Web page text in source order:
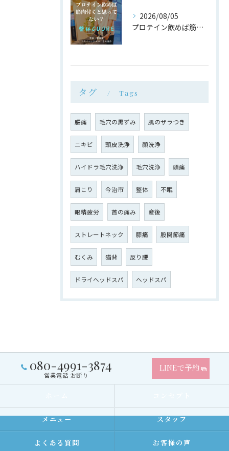
2026/08/05
プロテイン飲めば筋肉付く は大間違い
タグ Tags
腰痛 毛穴の黒ずみ 肌のザラつき
ニキビ 頭皮洗浄 顔洗浄
ハイドラ毛穴洗浄 毛穴洗浄 頭痛
肩こり 今治市 整体 不眠
眼精疲労 首の痛み 産後
ストレートネック 膝痛 股関節痛
むくみ 猫背 反り腰
ドライヘッドスパ ヘッドスパ
080-4991-3874
営業電話 お断り
LINEで予約
メニュー スタッフ
よくある質問 お客様の声